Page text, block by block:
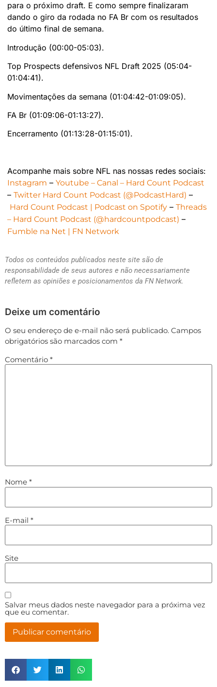
para o próximo draft. E como sempre finalizaram
dando o giro da rodada no FA Br com os resultados
do último final de semana.
Introdução (00:00-05:03).
Top Prospects defensivos NFL Draft 2025 (05:04-
01:04:41).
Movimentações da semana (01:04:42-01:09:05).
FA Br (01:09:06-01:13:27).
Encerramento (01:13:28-01:15:01).
Acompanhe mais sobre NFL nas nossas redes sociais:
⁠⁠⁠⁠⁠⁠⁠⁠⁠⁠⁠⁠⁠⁠⁠⁠⁠Instagram⁠⁠⁠⁠⁠⁠⁠⁠⁠⁠⁠⁠⁠⁠⁠⁠⁠ – Youtube – Canal – Hard Count Podcast
– ⁠⁠⁠⁠⁠⁠⁠⁠⁠⁠⁠⁠⁠⁠⁠⁠⁠Twitter Hard Count Podcast (@PodcastHard)⁠⁠⁠⁠⁠⁠⁠⁠⁠⁠⁠⁠⁠⁠⁠⁠⁠ –
⁠⁠⁠⁠⁠⁠⁠⁠⁠⁠⁠⁠⁠⁠⁠⁠⁠Hard Count Podcast | Podcast on Spotify⁠⁠⁠⁠⁠⁠⁠⁠⁠⁠⁠⁠⁠⁠⁠⁠⁠ – ⁠⁠⁠⁠⁠⁠⁠⁠⁠⁠⁠⁠⁠⁠⁠⁠⁠Threads
– Hard Count Podcast (@hardcountpodcast)⁠⁠⁠⁠⁠⁠⁠⁠⁠⁠⁠⁠⁠⁠⁠⁠ –
Fumble na Net | FN Network⁠⁠⁠⁠⁠⁠⁠
Todos os conteúdos publicados neste site são de
responsabilidade de seus autores e não necessariamente
refletem as opiniões e posicionamentos da FN Network.
Deixe um comentário
O seu endereço de e-mail não será publicado. Campos
obrigatórios são marcados com *
Comentário *
Nome *
E-mail *
Site
Salvar meus dados neste navegador para a próxima vez
que eu comentar.